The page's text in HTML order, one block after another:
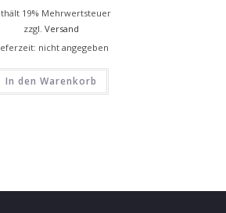
19% Mehrwertsteuer
zzgl. Versand
nicht angegeben
In den Warenkorb